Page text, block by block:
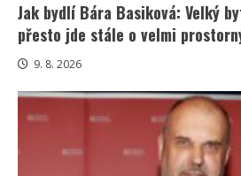
Jak bydlí Bára Basiková: Velký
přesto jde stále o velmi
9. 8. 2026